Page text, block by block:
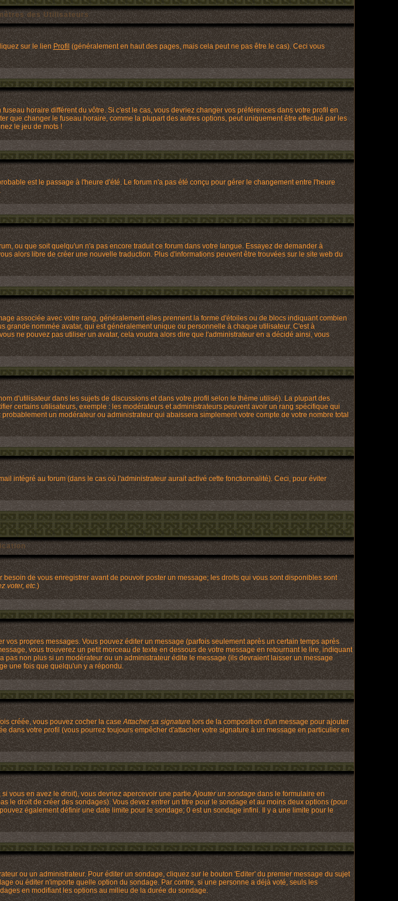
des Utilisateurs
sur le lien Profil(généralement en haut des pages, mais cela peut ne pas être le cas). Ceci vous
horaire différent du vôtre. Si c'est le cas, vous devriez changer vos préférences dans votre profil en
que changer le fuseau horaire, comme la plupart des autres options, peut uniquement être effectué par les
le jeu de mots !
est le passage à l'heure d'été. Le forum n'a pas été conçu pour gérer le changement entre l'heure
ou que soit quelqu'un n'a pas encore traduit ce forum dans votre langue. Essayez de demander à
alors libre de créer une nouvelle traduction. Plus d'informations peuvent être trouvées sur le site web du
associée avec votre rang, généralement elles prennent la forme d'étoiles ou de blocs indiquant combien
nommée avatar, qui est généralement unique ou personnelle à chaque utilisateur. C'est à
ne pouvez pas utiliser un avatar, cela voudra alors dire que l'administrateur en a décidé ainsi, vous
d'utilisateur dans les sujets de discussions et dans votre profil selon le thème utilisé). La plupart des
certains utilisateurs, exemple : les modérateurs et administrateurs peuvent avoir un rang spécifique qui
un modérateur ou administrateur qui abaissera simplement votre compte de votre nombre total
intégré au forum (dans le cas où l'administrateur aurait activé cette fonctionnalité). Ceci, pour éviter
de vous enregistrer avant de pouvoir poster un message; les droits qui vous sont disponibles sont
voter, etc.)
propres messages. Vous pouvez éditer un message (parfois seulement après un certain temps après
vous trouverez un petit morceau de texte en dessous de votre message en retournant le lire, indiquant
non plus si un modérateur ou un administrateur édite le message (ils devraient laisser un message
une fois que quelqu'un y a répondu.
créée, vous pouvez cocher la caseAttacher sa signaturelors de la composition d'un message pour ajouter
votre profil (vous pourrez toujours empêcher d'attacher votre signature à un message en particulier en
vous en avez le droit), vous devriez apercevoir une partieAjouter un sondagedans le formulaire en
le droit de créer des sondages). Vous devez entrer un titre pour le sondage et au moins deux options (pour
également définir une date limite pour le sondage; 0 est un sondage infini. Il y a une limite pour le
ou un administrateur. Pour éditer un sondage, cliquez sur le bouton 'Editer' du premier message du sujet
ou éditer n'importe quelle option du sondage. Par contre, si une personne a déjà voté, seuls les
en modifiant les options au milieu de la durée du sondage.